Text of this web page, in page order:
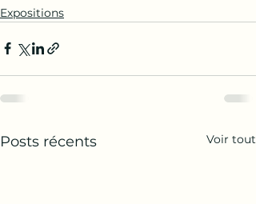
Expositions
Posts récents Voir tout